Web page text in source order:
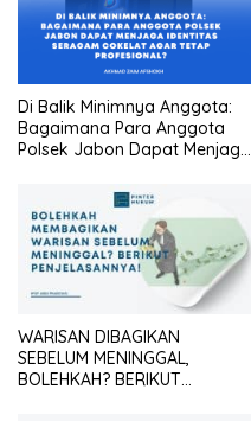
Di Balik Minimnya Anggota:
Bagaimana Para Anggota
Polsek Jabon Dapat Menjaga
Agar Tetap Profesional?
WARISAN DIBAGIKAN
SEBELUM MENINGGAL,
BOLEHKAH? BERIKUT